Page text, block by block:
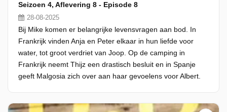
Seizoen 4, Aflevering 8 - Episode 8
28-08-2025
Bij Mike komen er belangrijke levensvragen aan bod. In
Frankrijk vinden Anja en Peter elkaar in hun liefde voor
water, tot groot verdriet van Joop. Op de camping in
Frankrijk neemt Thijz een drastisch besluit en in Spanje
geeft Malgosia zich over aan haar gevoelens voor Albert.